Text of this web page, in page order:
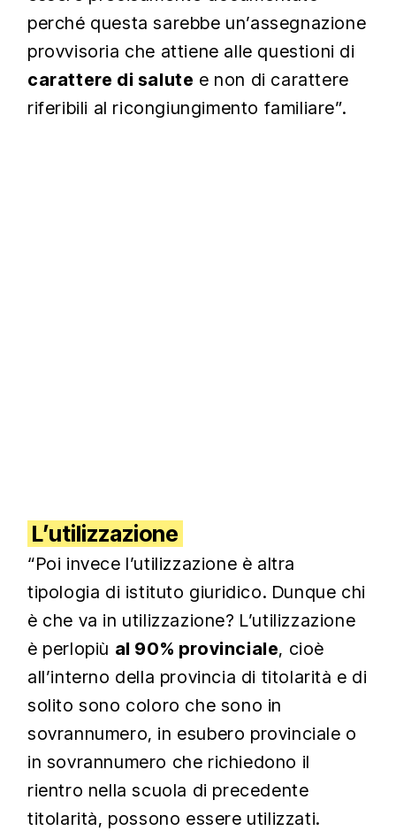
perché questa sarebbe un’assegnazione
provvisoria che attiene alle questioni di
carattere di salute e non di carattere
riferibili al ricongiungimento familiare”.
L’utilizzazione
“Poi invece l’utilizzazione è altra
tipologia di istituto giuridico. Dunque chi
è che va in utilizzazione? L’utilizzazione
è perlopiù al 90% provinciale, cioè
all’interno della provincia di titolarità e di
solito sono coloro che sono in
sovrannumero, in esubero provinciale o
in sovrannumero che richiedono il
rientro nella scuola di precedente
titolarità, possono essere utilizzati.